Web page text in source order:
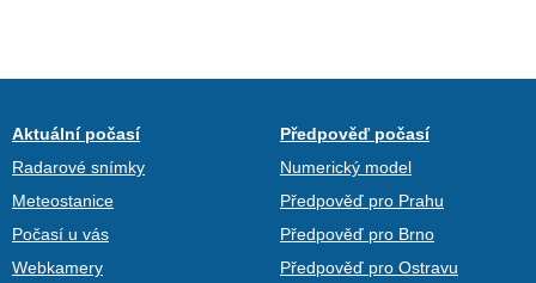
Aktuální počasí
Radarové snímky
Meteostanice
Počasí u vás
Webkamery
Předpověď počasí
Numerický model
Předpověď pro Prahu
Předpověď pro Brno
Předpověď pro Ostravu